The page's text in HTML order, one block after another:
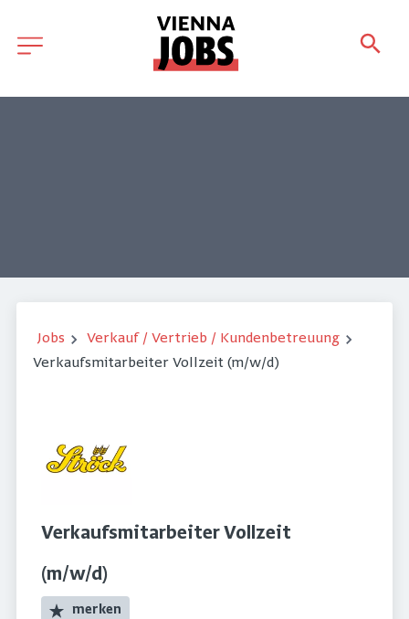
Jobs
Verkauf / Vertrieb / Kundenbetreuung
Verkaufsmitarbeiter Vollzeit (m/w/d)
Verkaufsmitarbeiter Vollzeit
(m/w/d)
merken